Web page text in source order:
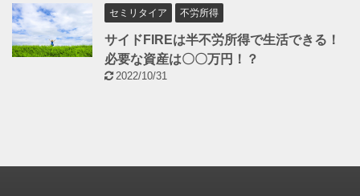
セミリタイア 不労所得
サイドFIREは半不労所得で生活できる！
必要な資産は〇〇万円！？
2022/10/31